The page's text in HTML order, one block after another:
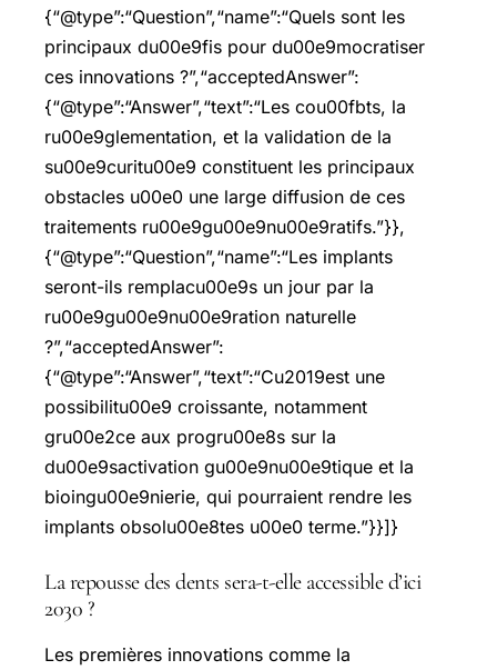
{“@type”:“Question”,“name”:“Quels sont les
principaux du00e9fis pour du00e9mocratiser
ces innovations ?”,“acceptedAnswer”:
{“@type”:“Answer”,“text”:“Les cou00fbts, la
ru00e9glementation, et la validation de la
su00e9curitu00e9 constituent les principaux
obstacles u00e0 une large diffusion de ces
traitements ru00e9gu00e9nu00e9ratifs.”}},
{“@type”:“Question”,“name”:“Les implants
seront-ils remplacu00e9s un jour par la
ru00e9gu00e9nu00e9ration naturelle
?”,“acceptedAnswer”:
{“@type”:“Answer”,“text”:“Cu2019est une
possibilitu00e9 croissante, notamment
gru00e2ce aux progru00e8s sur la
du00e9sactivation gu00e9nu00e9tique et la
bioingu00e9nierie, qui pourraient rendre les
implants obsolu00e8tes u00e0 terme.”}}]}
La repousse des dents sera-t-elle accessible d’ici
2030 ?
Les premières innovations comme la